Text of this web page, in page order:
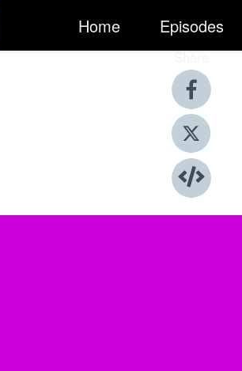
Home Episodes
Share